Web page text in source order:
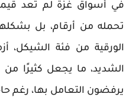
في أسواق غزة لم تعد
تحمله من أرقام، بل
الورقية من فئة الشيكل،
الشديد، ما يجعل كثيرًا من
يرفضون التعامل بها، رغم